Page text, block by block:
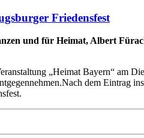
Friedensfest
und für Heimat, Albert
„Heimat Bayern“ am
dem Eintrag